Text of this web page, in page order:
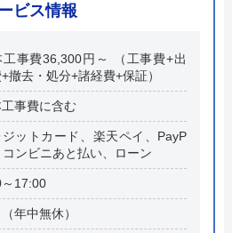
ビス情報
工事費36,300円～ （工事費+出
撤去・処分+諸経費+保証）
事費に含む
ジットカード、楽天ペイ、PayP
ンビニあと払い、ローン
17:00
年中無休）